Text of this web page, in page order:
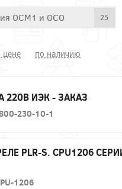
ОСМ1 и ОСО 25
цене по наличию
220В ИЭК - ЗАКАЗ
230-10-1
PLR-S. CPU1206
1206